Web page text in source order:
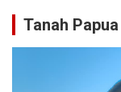
Tanah Papua